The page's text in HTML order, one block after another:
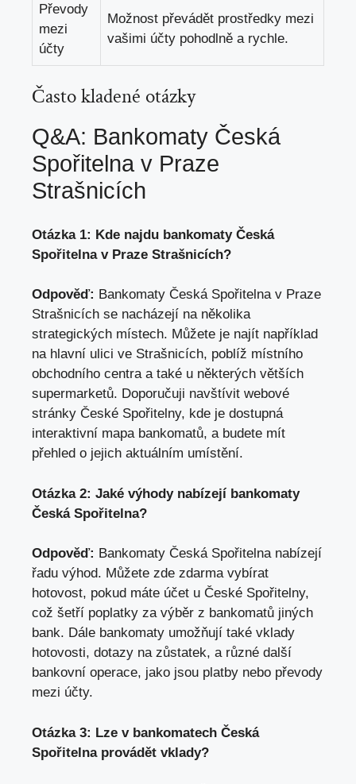
Převody
mezi
účty
Možnost převádět prostředky mezi
vašimi účty pohodlně a rychle.
Často kladené otázky
Q&A: Bankomaty Česká
Spořitelna v Praze⁢
Strašnicích
Otázka 1: Kde najdu bankomaty Česká
Spořitelna v Praze Strašnicích?
Odpověď: Bankomaty ‌Česká Spořitelna v Praze
Strašnicích se nacházejí na několika
strategických‍ místech. Můžete je najít například
na hlavní ⁢ulici ve Strašnicích, poblíž místního
obchodního centra a také u některých větších
supermarketů. Doporučuji navštívit webové
stránky České​ Spořitelny, kde je dostupná
interaktivní mapa bankomatů, a budete mít
přehled o jejich aktuálním umístění.
Otázka 2: Jaké výhody nabízejí ‍bankomaty
Česká Spořitelna?
Odpověď: Bankomaty ‌Česká Spořitelna nabízejí
řadu výhod. Můžete zde zdarma vybírat
hotovost, ‍pokud máte účet u České Spořitelny,
což šetří poplatky ⁤za výběr z bankomatů jiných
bank. Dále bankomaty umožňují také vklady
hotovosti, dotazy na zůstatek, a různé další
bankovní operace, jako jsou platby nebo převody⁢
mezi účty.
Otázka 3: Lze v bankomatech Česká
Spořitelna provádět vklady?